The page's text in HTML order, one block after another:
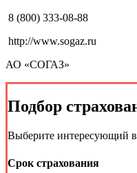
8 (800) 333-08-88
http://www.sogaz.ru
АО «СОГАЗ»
Подбор
Выберите интересующий
Срок страхования